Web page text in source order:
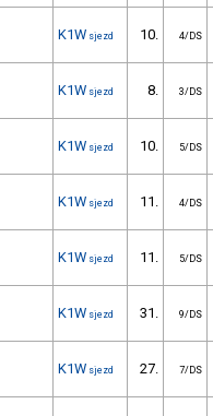
K1W sjezd 10. 4/DS
K1W sjezd 8. 3/DS
K1W sjezd 10. 5/DS
K1W sjezd 11. 4/DS
K1W sjezd 11. 5/DS
K1W sjezd 31. 9/DS
K1W sjezd 27. 7/DS